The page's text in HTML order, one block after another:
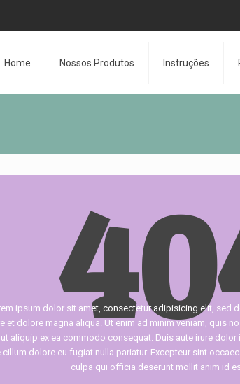
Home Nossos Produtos Instruções
ipsum dolor sit amet, consectetur adipisicing elit, sed
et dolore magna aliqua. Ut enim ad minim veniam, quis
aliquip ex ea commodo consequat. Duis aute irure dolor
cillum dolore eu fugiat nulla pariatur. Excepteur sint
culpa qui officia deserunt mollit anim id